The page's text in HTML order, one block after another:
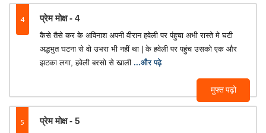
4 प्रेम मोक्ष - 4
मुफ्त पढ़ो
कैसे तैसे कर के अविनाश अपनी वीरान हवेली पर पंहुचा अभी रास्ते मे घटी
अद्धभुत घटना से वो उभरा भी नहीं था | के हवेली पर पहुंच उसको एक और
झटका लगा, हवेली बरसो से खाली ...और पढ़े
5 प्रेम मोक्ष - 5